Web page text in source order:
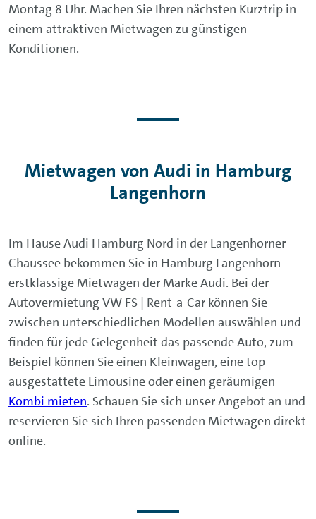
Montag 8 Uhr. Machen Sie Ihren nächsten Kurztrip in
einem attraktiven Mietwagen zu günstigen
Konditionen.
Mietwagen von Audi in Hamburg
Langenhorn
Im Hause Audi Hamburg Nord in der Langenhorner
Chaussee bekommen Sie in Hamburg Langenhorn
erstklassige Mietwagen der Marke Audi. Bei der
Autovermietung VW FS | Rent-a-Car können Sie
zwischen unterschiedlichen Modellen auswählen und
finden für jede Gelegenheit das passende Auto, zum
Beispiel können Sie einen Kleinwagen, eine top
ausgestattete Limousine oder einen geräumigen
Kombi mieten. Schauen Sie sich unser Angebot an und
reservieren Sie sich Ihren passenden Mietwagen direkt
online.